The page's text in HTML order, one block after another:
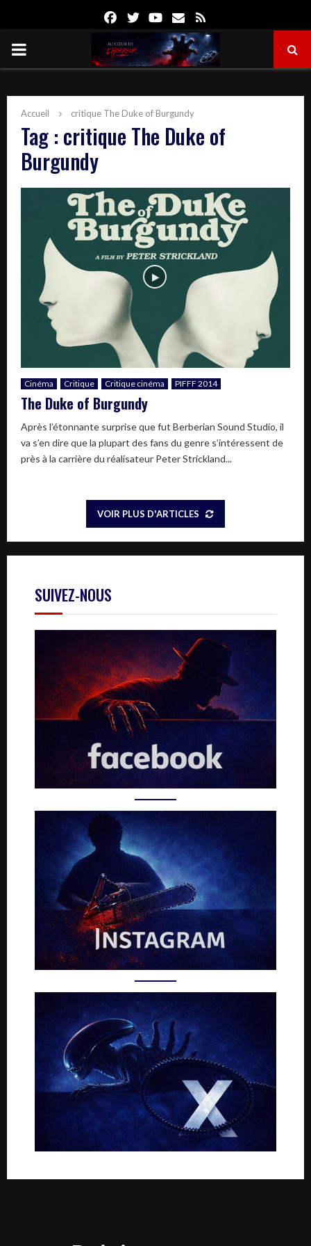
FacebookTwitterYoutube
Email
PRIMARY
Accueil critique The Duke of Burgundy
Tag : critique The Duke of
Burgundy
Cinéma Critique Critique cinéma PIFFF 2014
The Duke of Burgundy
Après l’étonnante surprise que fut Berberian Sound Studio, il
va s’en dire que la plupart des fans du genre s’intéressent de
près à la carrière du réalisateur Peter Strickland...
VOIR PLUS D'ARTICLES
SUIVEZ-NOUS